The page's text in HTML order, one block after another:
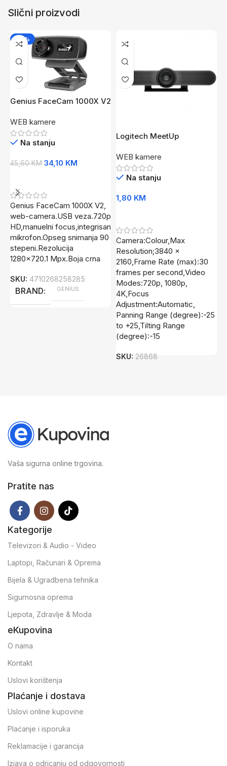
Slični proizvodi
-25%
Genius FaceCam 1000X V2
USB, integrisan mikrofon
WEB kamere
Na stanju
45,60KM 34,10 KM
Genius FaceCam 1000X V2,
web-camera.USB veza.720p
HD,manuelni focus,integrisan
mikrofon.Opseg snimanja 90
stepeni.Rezolucija
1280×720.1 Mpx.Boja crna
SKU: 4710268258285
BRAND GENIUS
Logitech MeetUp
tilt
WEB kamere
Na stanju
1,80 KM
Camera:Colour,Max
Resolution;3840 x
2160,Frame Rate (max):30
frames per second,Video
Modes:720p, 1080p,
4K,Focus
Adjustment:Automatic,
Panning Range (degree):-25
to +25,Tilting Range
(degree):-15
SKU: 26868
Vaša sigurna online trgovina.
Pratite nas
Kategorije
Televizori & Audio - Video
Laptopi, Računari & Oprema
Bijela & Ugradbena tehnika
Sigurnosna oprema
Ljepota, Zdravlje & Moda
eKupovina
O nama
Kontakt
Uslovi korištenja
Plaćanje i dostava
Uslovi online kupovine
Plaćanje i isporuka
Reklamacije i garancija
Izjava o odricanju od odgovornosti